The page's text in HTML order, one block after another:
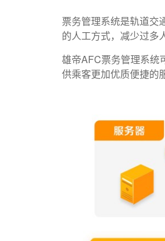
票务管理系统是轨道交
的人工方式，减少过多
雄帝AFC票务管理系统
供乘客更加优质便捷的